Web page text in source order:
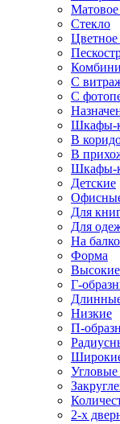
Матовое
Стекло
Цветное
С
С
Шкафы-
В
В
Шкафы-
Детские
Для
Для
На
Форма
Высокие
Г-
Низкие
П-
2-х